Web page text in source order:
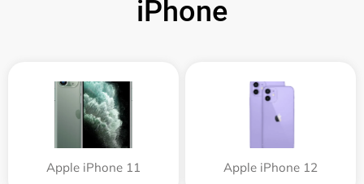
iPhone
Apple iPhone 11 Apple iPhone 12